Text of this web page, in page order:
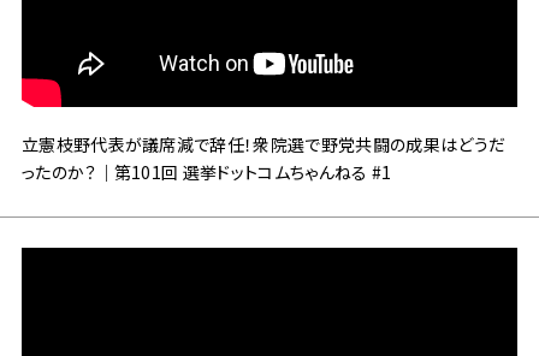
立憲枝野代表が議席減で辞任！衆院選で野党共闘の成果はどうだ
ったのか？｜第101回 選挙ドットコムちゃんねる #1